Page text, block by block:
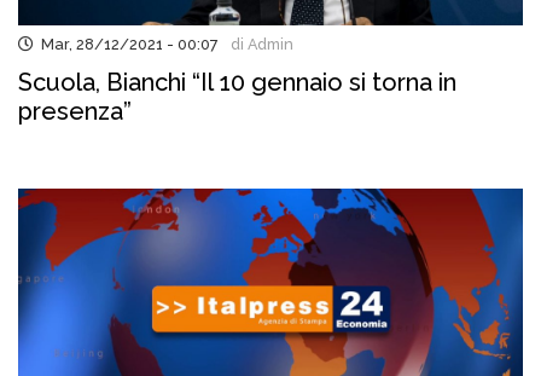
Mar, 28/12/2021 - 00:07 di Admin
Scuola, Bianchi “Il 10 gennaio si torna in
presenza”